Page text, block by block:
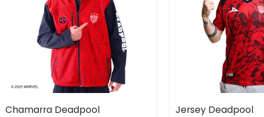
Chamarra Deadpool Jersey Deadpool